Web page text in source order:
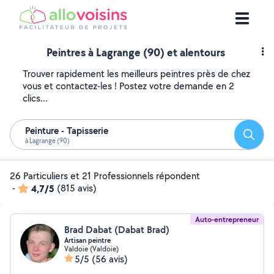
Peintres à Lagrange (90) et alentours
Trouver rapidement les meilleurs peintres près de chez
vous et contactez-les ! Postez votre demande en 2
clics...
Peinture - Tapisserie
à Lagrange (90)
26 Particuliers et 21 Professionnels répondent
-
4,7/5 (815 avis)
Auto-entrepreneur
Brad Dabat (Dabat Brad)
Artisan peintre
Valdoie (Valdoie)
5/5 (56 avis)